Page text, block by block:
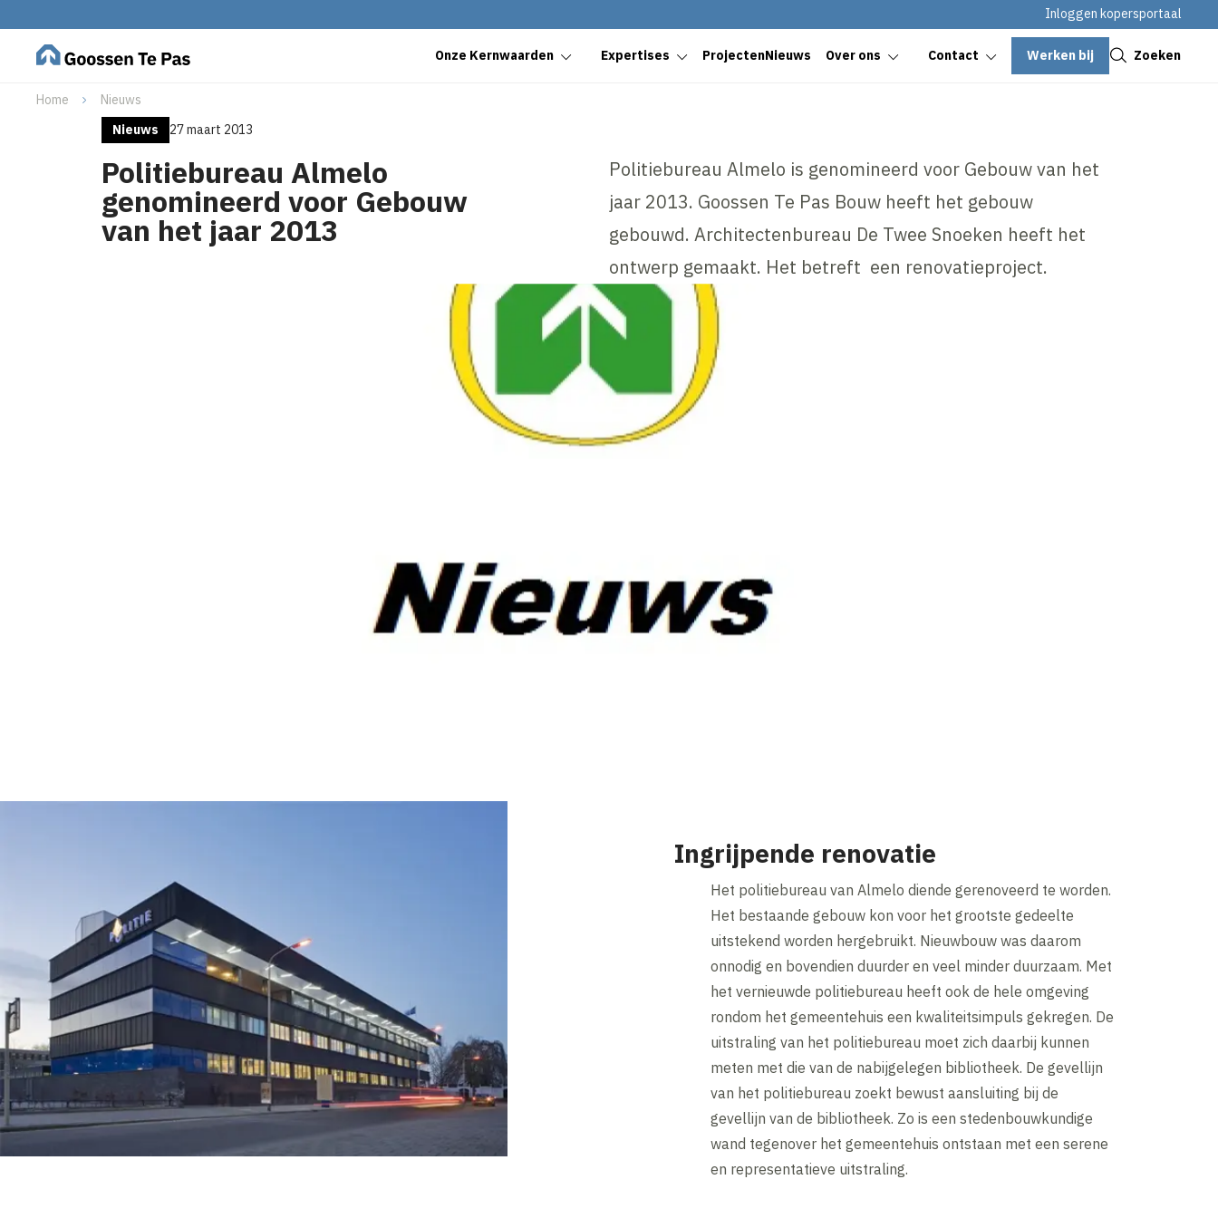
Inloggen kopersportaal
Onze Kernwaarden Expertises ProjectenNieuws Over ons Contact Werken bij Zoeken
Home
Nieuws
Nieuws
27 maart 2013
Politiebureau Almelo
genomineerd voor Gebouw
van het jaar 2013
Politiebureau Almelo is genomineerd voor Gebouw van het
jaar 2013. Goossen Te Pas Bouw heeft het gebouw
gebouwd. Architectenbureau De Twee Snoeken heeft het
ontwerp gemaakt. Het betreft een renovatieproject.
Ingrijpende renovatie
Het politiebureau van Almelo diende gerenoveerd te worden.
Het bestaande gebouw kon voor het grootste gedeelte
uitstekend worden hergebruikt. Nieuwbouw was daarom
onnodig en bovendien duurder en veel minder duurzaam. Met
het vernieuwde politiebureau heeft ook de hele omgeving
rondom het gemeentehuis een kwaliteitsimpuls gekregen. De
uitstraling van het politiebureau moet zich daarbij kunnen
meten met die van de nabijgelegen bibliotheek. De gevellijn
van het politiebureau zoekt bewust aansluiting bij de
gevellijn van de bibliotheek. Zo is een stedenbouwkundige
wand tegenover het gemeentehuis ontstaan met een serene
en representatieve uitstraling.
Sluiten